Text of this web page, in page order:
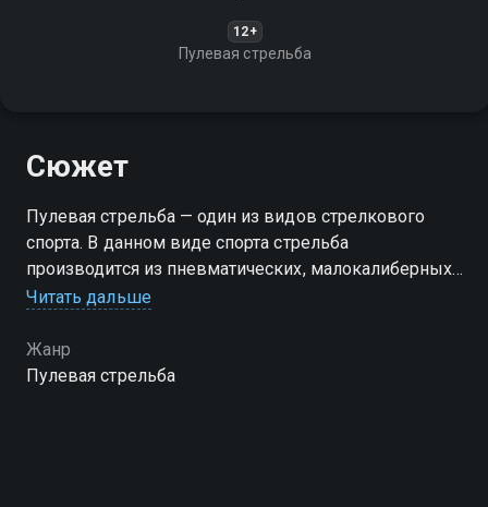
12+
Пулевая стрельба
Сюжет
Пулевая стрельба — один из видов стрелкового
спорта. В данном виде спорта стрельба
производится из пневматических, малокалиберных
и крупнокалиберных винтовок и пистолетов
Читать дальше
Жанр
Пулевая стрельба